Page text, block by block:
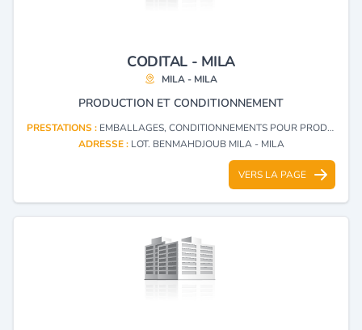
CODITAL - MILA
MILA - MILA
PRODUCTION ET CONDITIONNEMENT
PRESTATIONS : EMBALLAGES, CONDITIONNEMENTS POUR PRODUITS ET DENRÉES ALIMENTAIRES
ADRESSE : LOT. BENMAHDJOUB MILA - MILA
VERS LA PAGE